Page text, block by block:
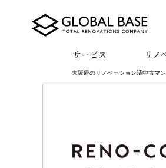
サービス リノ
大阪府のリノベーション済中古マ